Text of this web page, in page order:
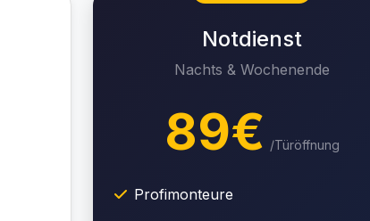
Notdienst
Nachts & Wochenende
89€ /Türöffnung
Profimonteure